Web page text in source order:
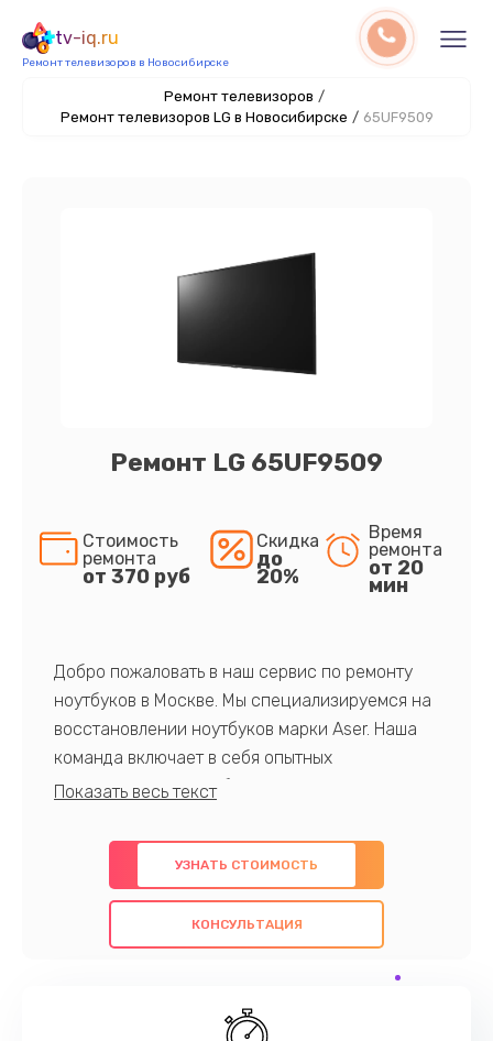
tv-iq.ru
Ремонт телевизоров в Новосибирске
Ремонт телевизоров /
Ремонт телевизоров LG в Новосибирске / 65UF9509
Ремонт LG 65UF9509
Стоимость
ремонта
от 370 руб
Скидка
до
20%
Время
ремонта
от 20
мин
Добро пожаловать в наш сервис по ремонту
ноутбуков в Москве. Мы специализируемся на
восстановлении ноутбуков марки Aser. Наша
команда включает в себя опытных
профессионалов с обширными знаниями и
предлагаем быстрый и качественный ремонт с
использованием оригинальных компонентов, а
также гарантируем качество всех
проведенных работ. Наша цель - предоставить
обслуживание, удовлетворяя их потребности
наилучшим образом. Не медлите записаться на
УЗНАТЬ СТОИМОСТЬ
КОНСУЛЬТАЦИЯ